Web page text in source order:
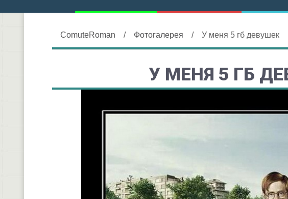
ComuteRoman / Фотогалерея / У меня 5 гб девушек
У МЕНЯ 5 ГБ